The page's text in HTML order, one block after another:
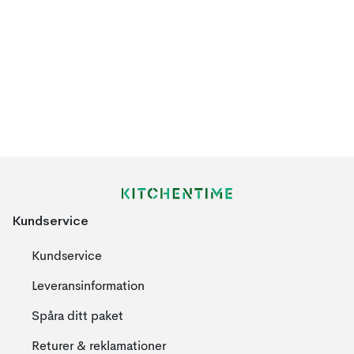
Kundservice
Kundservice
Leveransinformation
Spåra ditt paket
Returer & reklamationer